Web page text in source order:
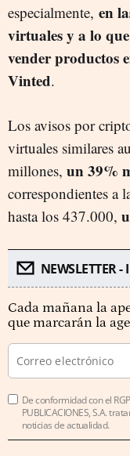
especialmente, en
virtuales y a lo
vender productos
Vinted.
Los avisos por
virtuales similares
millones, un 39%
correspondientes a
hasta los 437.000,
NEWSLETTER -
Cada mañana la
que marcarán la
De conformidad con el
PUBLICACIONES, S.A.
noticias de actualidad.